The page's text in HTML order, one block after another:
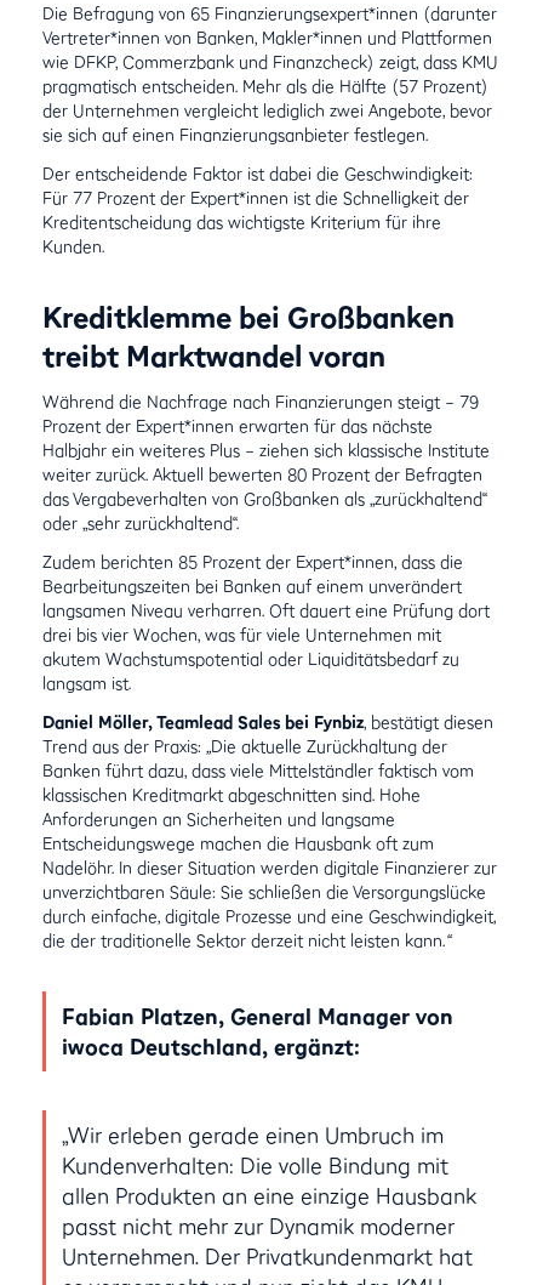
Die Befragung von 65 Finanzierungsexpert*innen (darunter
Vertreter*innen von Banken, Makler*innen und Plattformen
wie DFKP, Commerzbank und Finanzcheck) zeigt, dass KMU
pragmatisch entscheiden. Mehr als die Hälfte (57 Prozent)
der Unternehmen vergleicht lediglich zwei Angebote, bevor
sie sich auf einen Finanzierungsanbieter festlegen.
Der entscheidende Faktor ist dabei die Geschwindigkeit:
Für 77 Prozent der Expert*innen ist die Schnelligkeit der
Kreditentscheidung das wichtigste Kriterium für ihre
Kunden.
Kreditklemme bei Großbanken
treibt Marktwandel voran
Während die Nachfrage nach Finanzierungen steigt – 79
Prozent der Expert*innen erwarten für das nächste
Halbjahr ein weiteres Plus – ziehen sich klassische Institute
weiter zurück. Aktuell bewerten 80 Prozent der Befragten
das Vergabeverhalten von Großbanken als „zurückhaltend“
oder „sehr zurückhaltend“.
Zudem berichten 85 Prozent der Expert*innen, dass die
Bearbeitungszeiten bei Banken auf einem unverändert
langsamen Niveau verharren. Oft dauert eine Prüfung dort
drei bis vier Wochen, was für viele Unternehmen mit
akutem Wachstumspotential oder Liquiditätsbedarf zu
langsam ist.
Daniel Möller, Teamlead Sales bei Fynbiz, bestätigt diesen
Trend aus der Praxis:„Die aktuelle Zurückhaltung der
Banken führt dazu, dass viele Mittelständler faktisch vom
klassischen Kreditmarkt abgeschnitten sind. Hohe
Anforderungen an Sicherheiten und langsame
Entscheidungswege machen die Hausbank oft zum
Nadelöhr. In dieser Situation werden digitale Finanzierer zur
unverzichtbaren Säule: Sie schließen die Versorgungslücke
durch einfache, digitale Prozesse und eine Geschwindigkeit,
die der traditionelle Sektor derzeit nicht leisten kann.“
Fabian Platzen, General Manager von
iwoca Deutschland, ergänzt:
„Wir erleben gerade einen Umbruch im
Kundenverhalten: Die volle Bindung mit
allen Produkten an eine einzige Hausbank
passt nicht mehr zur Dynamik moderner
Unternehmen. Der Privatkundenmarkt hat